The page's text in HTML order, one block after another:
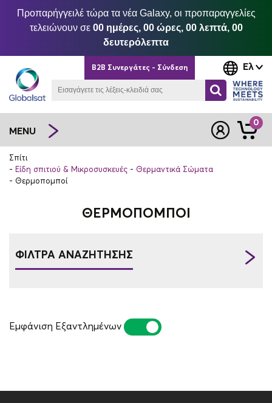
Προπαρήγγειλέ τώρα τα νέα Galaxy, οι προπαραγγελίες
τελειώνουν σε 00 ημέρες, 00 ώρες, 00 λεπτά, 00
δευτερόλεπτα
Ελ
B2B Συνεργάτες - Σύνδεση
MENU
0
Σπίτι
Είδη σπιτιού & Μικροσυσκευές
Θερμαντικά Σώματα
Θερμοπομποί
ΘΕΡΜΟΠΟΜΠΟΊ
ΦΙΛΤΡΑ ΑΝΑΖΗΤΗΣΗΣ
Εμφάνιση Εξαντλημένων